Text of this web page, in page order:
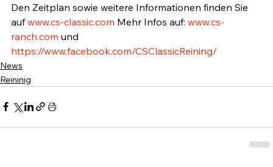
Den Zeitplan sowie weitere Informationen finden Sie
auf www.cs-classic.com Mehr Infos auf: www.cs-
ranch.com und
https://www.facebook.com/CSClassicReining/
News
Reininig